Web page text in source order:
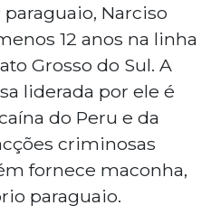
Narciso
12 anos na linha
Grosso do Sul. A
liderada por ele é
do Peru e da
criminosas
fornece maconha,
paraguaio.